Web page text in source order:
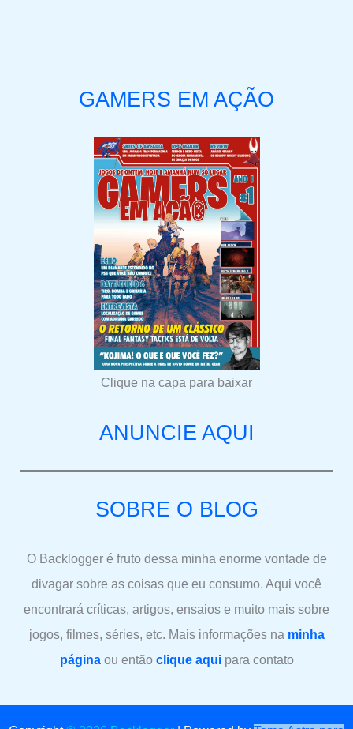
GAMERS EM AÇÃO
Clique na capa para baixar
ANUNCIE AQUI
SOBRE O BLOG
O Backlogger é fruto dessa minha enorme vontade de
divagar sobre as coisas que eu consumo. Aqui você
encontrará críticas, artigos, ensaios e muito mais sobre
jogos, filmes, séries, etc. Mais informações na minha
páginaou então clique aquipara contato